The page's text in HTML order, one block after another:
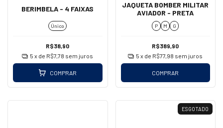
BERIMBELA - 4 FAIXAS
Único
R$38,90
5 x de R$7,78 sem juros
COMPRAR
JAQUETA BOMBER MILITAR
AVIADOR - PRETA
P M G
R$389,90
5 x de R$77,98 sem juros
COMPRAR
ESGOTADO